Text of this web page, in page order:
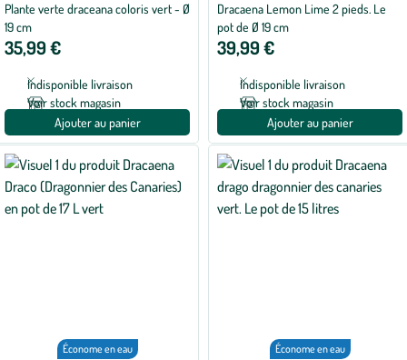
Plante verte draceana coloris vert - Ø
19 cm
35,99 €
Indisponible livraison
Voir stock magasin
Ajouter au panier
Dracaena Lemon Lime 2 pieds. Le
pot de Ø 19 cm
39,99 €
Indisponible livraison
Voir stock magasin
Ajouter au panier
Économe en eau Économe en eau